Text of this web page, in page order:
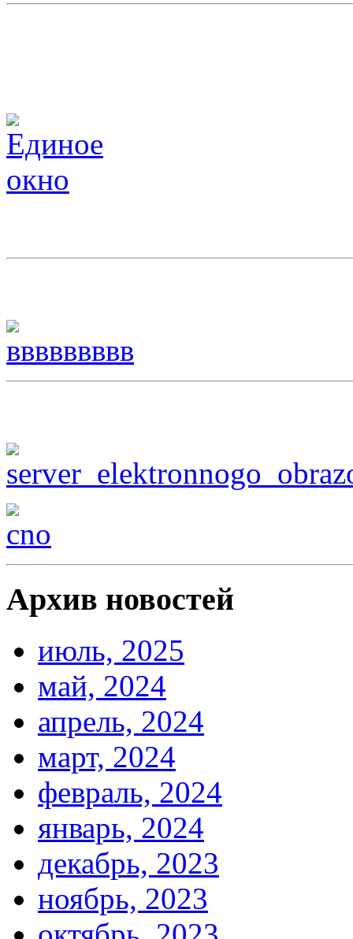
Архив новостей
июль, 2025
май, 2024
апрель, 2024
март, 2024
февраль, 2024
январь, 2024
декабрь, 2023
ноябрь, 2023